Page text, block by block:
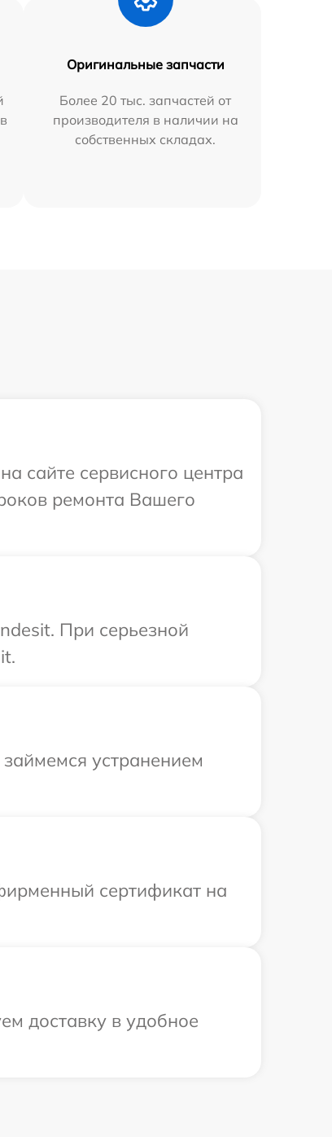
Оригинальные запчасти
Более 20 тыс. запчастей от
производителя в наличии на
собственных складах.
сайте сервисного центра
ремонта Вашего
При серьезной
устранением
сертификат на
доставку в удобное